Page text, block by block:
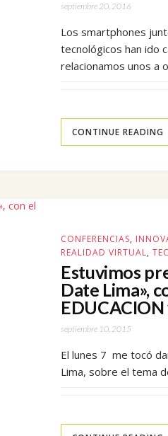
septiembre 20, 2016
Los smartphones
tecnológicos han ido
relacionamos unos a
CONTINUE READING
CONFERENCIAS,
REALIDAD VIRTUAL,
Estuvimos
Date Lima»,
septiembre 10, 2015
El lunes 7 me tocó
Lima, sobre el tema